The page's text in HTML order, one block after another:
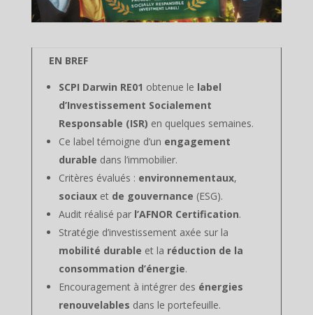
EN BREF
SCPI Darwin RE01 obtenue le label
d’Investissement Socialement
Responsable (ISR) en quelques semaines.
Ce label témoigne d’un engagement
durable dans l’immobilier.
Critères évalués : environnementaux,
sociauxet de gouvernance (ESG).
Audit réalisé par l’AFNOR Certification.
Stratégie d’investissement axée sur la
mobilité durable et la réduction de la
consommation d’énergie.
Encouragement à intégrer des énergies
renouvelables dans le portefeuille.